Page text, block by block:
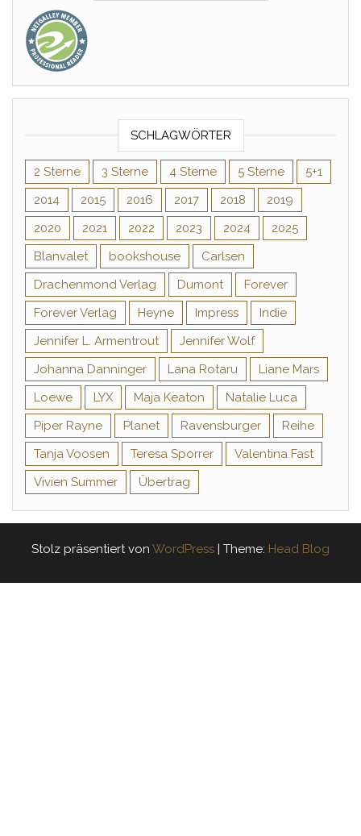
SCHLAGWÖRTER
2 Sterne 3 Sterne 4 Sterne 5 Sterne
5+1
2014
2015 2016 2017 2018
2019
2020
2021 2022 2023 2024
2025
Blanvalet
bookshouse
Carlsen
Drachenmond Verlag
Dumont
Forever
Forever Verlag
Heyne Impress
Indie
Jennifer L. Armentrout
Jennifer Wolf
Johanna Danninger
Lana Rotaru
Liane Mars
Loewe
LYX Maja Keaton
Natalie Luca
Piper Rayne
Planet Ravensburger
Reihe
Tanja Voosen
Teresa Sporrer
Valentina Fast
Vivien Summer
Übertrag
Stolz präsentiert von WordPress | Theme: Head Blog